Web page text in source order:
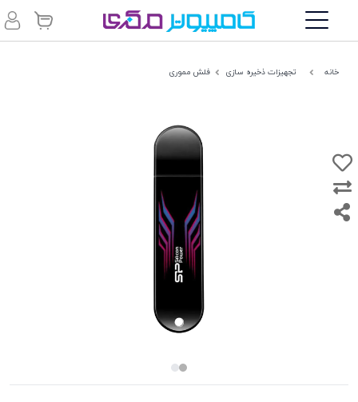
خانه تجهیزات ذخیره سازی فلش مموری